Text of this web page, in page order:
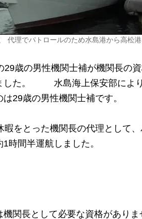
代理でパトロールのため水島港から高松
歳の男性機関士補が機関長の
した。 水島海上保安部によ
29歳の男性機関士補です。
をとった機関長の代理として
時間半運航しました。
関長として必要な資格がありま